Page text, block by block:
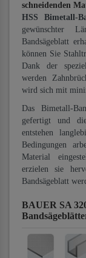
schneidenden
HSS Bimetall-
gewünschter
Bandsägeblatt
können Sie
Dank der
werden
wird sich mit
Das Bimetall-
gefertigt und
entstehen
Bedingungen
Material
erzielen sie
Bandsägeblatt
BAUER SA